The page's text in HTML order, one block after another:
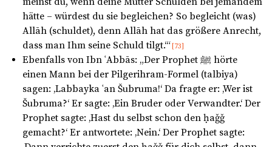
hätte – würdest du sie begleichen? So begleicht (was)
Allāh (schuldet), denn Allāh hat das größere Anrecht,
dass man Ihm seine Schuld tilgt.‘“ [73]
Ebenfalls von Ibn ʿAbbās: „Der Prophet ﷺ hörte
einen Mann bei der Pilgerihram-Formel (talbiya)
sagen: ‚Labbayka ʿan Šubruma!‘ Da fragte er: ‚Wer ist
Šubruma?‘ Er sagte: ‚Ein Bruder oder Verwandter.‘ Der
Prophet sagte: ‚Hast du selbst schon den ḥaǧǧ
gemacht?‘ Er antwortete: ‚Nein.‘ Der Prophet sagte: